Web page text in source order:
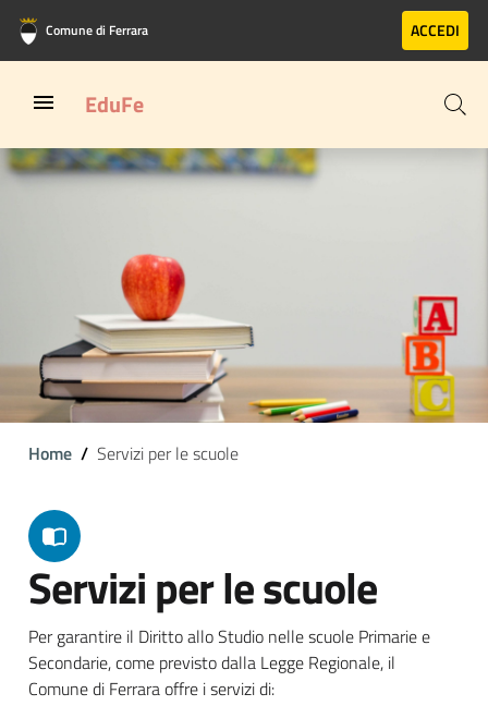
Vai al contenuto principale
Vai al footer
Comune di Ferrara ACCEDI
EduFe
Home Servizi per le scuole
Servizi per le scuole
Per garantire il Diritto allo Studio nelle scuole Primarie e
Secondarie, come previsto dalla Legge Regionale, il
Comune di Ferrara offre i servizi di: